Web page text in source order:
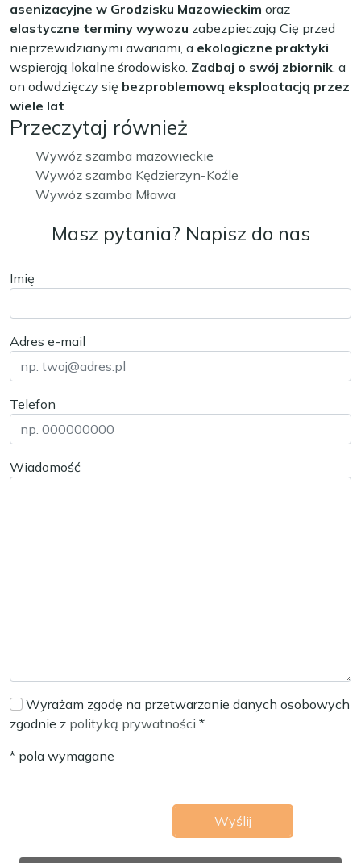
asenizacyjne w Grodzisku Mazowieckim oraz
elastyczne terminy wywozu zabezpieczają Cię przed
nieprzewidzianymi awariami, a ekologiczne praktyki
wspierają lokalne środowisko. Zadbaj o swój zbiornik, a
on odwdzięczy się bezproblemową eksploatacją przez
wiele lat.
Przeczytaj również
Wywóz szamba mazowieckie
Wywóz szamba Kędzierzyn-Koźle
Wywóz szamba Mława
Masz pytania? Napisz do nas
Imię
Adres e-mail
Telefon
Wiadomość
Wyrażam zgodę na przetwarzanie danych osobowych
zgodnie z polityką prywatności *
* pola wymagane